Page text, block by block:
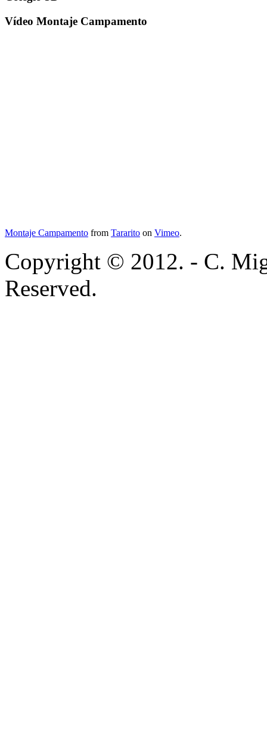
Vídeo Montaje Campamento
Montaje Campamento from Tararito on Vimeo.
Copyright © 2012. - C.
Reserved.